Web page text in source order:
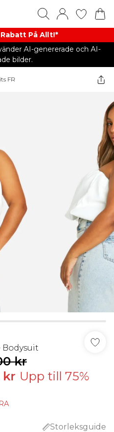
På Allt!*
AI-genererade och AI-
bilder.
FR
Bodysuit
kr
kr Upp till 75%
Storleksguide